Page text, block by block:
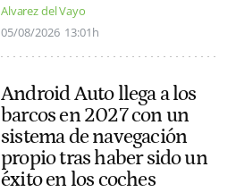
Alvarez del Vayo
05/08/2026 13:01h
Android Auto llega a los
barcos en 2027 con un
sistema de navegación
propio tras haber sido un
éxito en los coches